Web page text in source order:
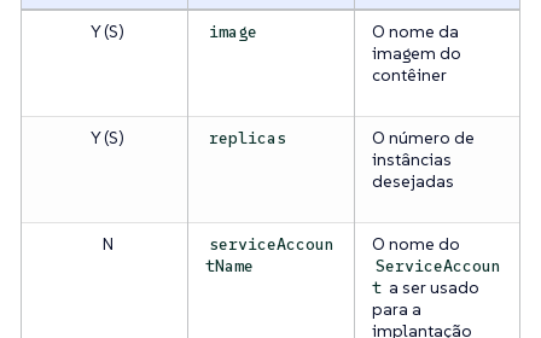
Y (S)
image
O nome da
imagem do
contêiner
Y (S) replicas
O número de
instâncias
desejadas
N
serviceAccoun
tName
O nome do
ServiceAccoun
t a ser usado
para a
implantação